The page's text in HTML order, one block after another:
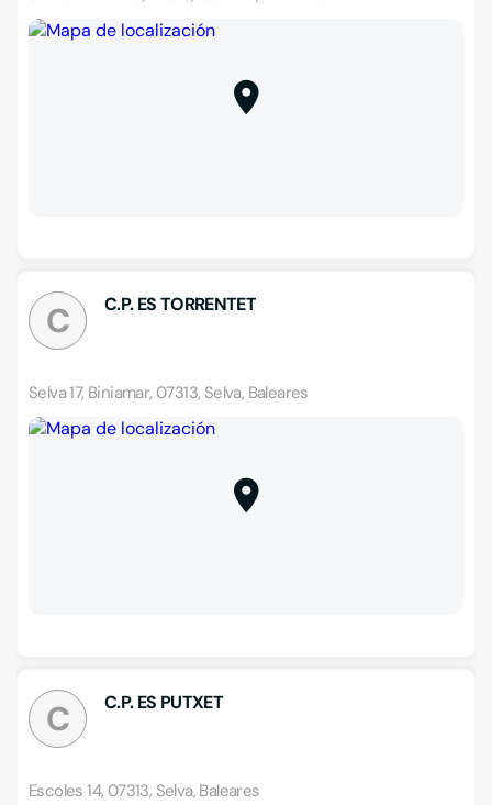
C C.P. ES TORRENTET
Selva 17, Biniamar, 07313, Selva, Baleares
C C.P. ES PUTXET
Escoles 14, 07313, Selva, Baleares